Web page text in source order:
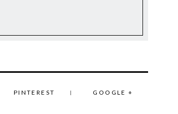
PINTEREST GOOGLE +